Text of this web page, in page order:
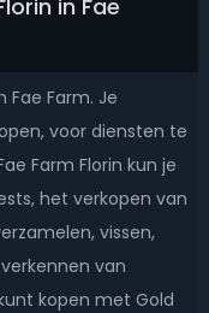
in Fae
Fae Farm. Je
voor diensten te
Farm Florin kun je
het verkopen van
vissen,
van
kopen met Gold